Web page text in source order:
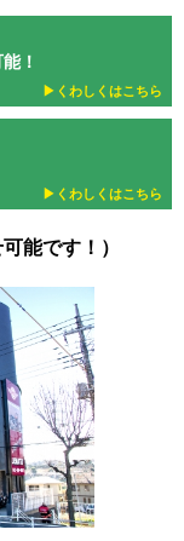
！
▶︎くわしくはこちら
▶︎くわしくはこちら
能です！）